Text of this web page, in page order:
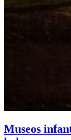
Museos